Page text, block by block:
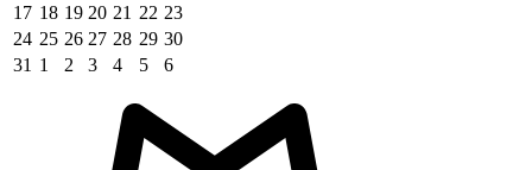
17 18 19 20 21 22 23
24 25 26 27 28 29 30
31 1 2 3 4 5 6